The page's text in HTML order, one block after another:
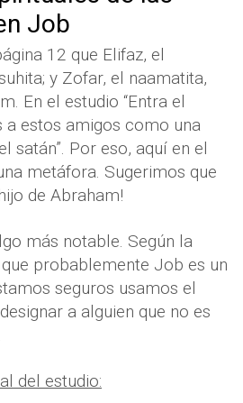
Job
12 que Elifaz, el
y Zofar, el naamatita,
En el estudio “Entra el
a estos amigos como una
satán”. Por eso, aquí en el
metáfora. Sugerimos que
de Abraham!
más notable. Según la
probablemente Job es un
seguros usamos el
a alguien que no es
del estudio: